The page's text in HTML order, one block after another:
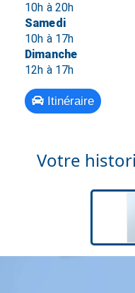
10h à 20h
Samedi
10h à 17h
Dimanche
12h à 17h
Itinéraire
Votre